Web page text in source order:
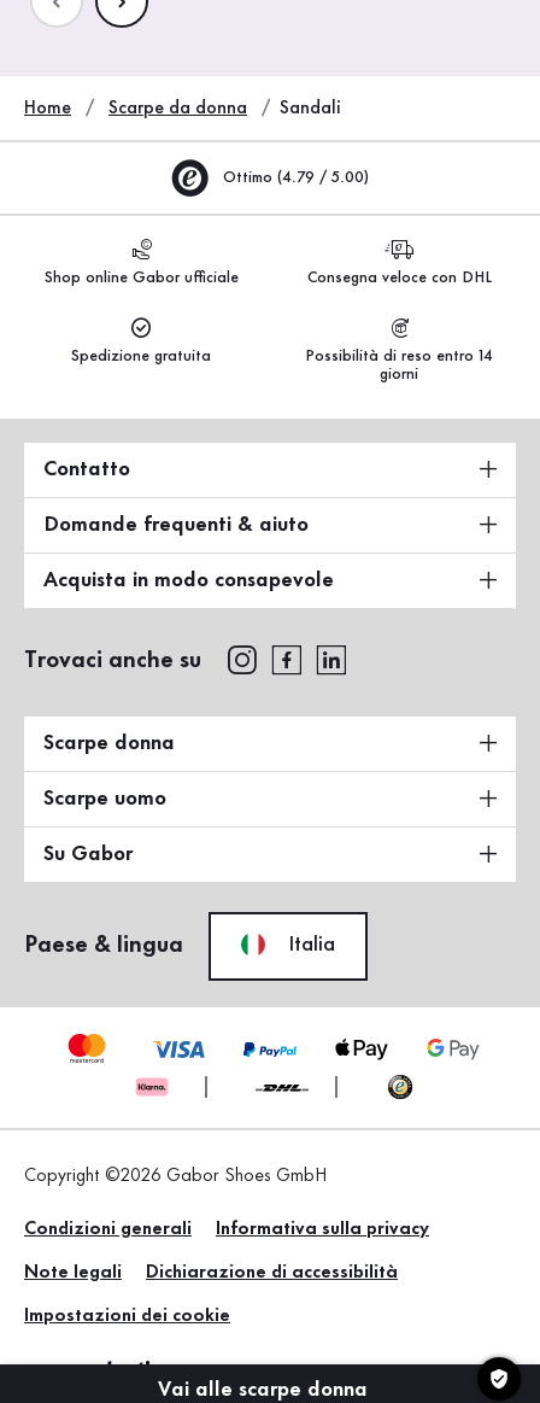
Vai alle scarpe donna
Home Scarpe da donna Sandali
Ottimo (4.79 / 5.00)
Shop online Gabor ufficiale Consegna veloce con DHL
Spedizione gratuita
Possibilità di reso entro 14
giorni
Contatto
Domande frequenti & aiuto
Acquista in modo consapevole
Trovaci anche su
Scarpe donna
Scarpe uomo
Su Gabor
Paese & lingua Italia
Copyright ©2026 Gabor Shoes GmbH
Condizioni generali Informativa sulla privacy
Note legali Dichiarazione di accessibilità
Impostazioni dei cookie